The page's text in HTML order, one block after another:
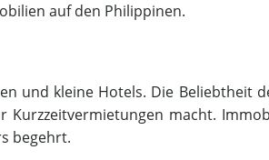
auf den Philippinen.
und kleine Hotels. Die Beliebtheit
Kurzzeitvermietungen macht.
begehrt.